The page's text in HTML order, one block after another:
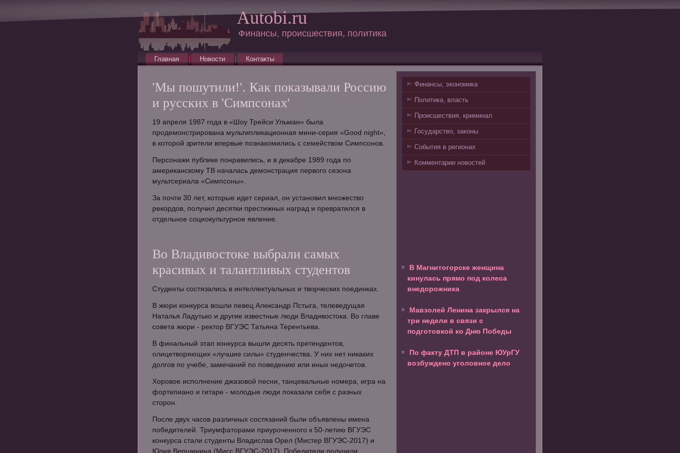
Autobi.ru
Финансы, происшествия, политика
Главная Новости Контакты
'Мы пошутили!'. Как показывали Россию
и русских в 'Симпсонах'
19 апреля 1987 года в «Шоу Трейси Ульман» была
продемонстрирована мультипликационная мини-серия «Good night»,
в которой зрители впервые познакомились с семейством Симпсонов.
Персонажи публике понравились, и в декабре 1989 года по
американскому ТВ началась демонстрация первого сезона
мультсериала «Симпсоны».
За почти 30 лет, которые идет сериал, он установил множество
рекордов, получил десятки престижных наград и превратился в
отдельное социокультурное явление.
Во Владивостоке выбрали самых
красивых и талантливых студентов
Студенты состязались в интеллектуальных и творческих поединках.
В жюри конкурса вошли певец Александр Пстыга, телеведущая
Наталья Ладутько и другие известные люди Владивостока. Во главе
совета жюри - ректор ВГУЭС Татьяна Терентьева.
В финальный этап конкурса вышли десять претендентов,
олицетворяющих «лучшие силы» студенчества. У них нет никаких
долгов по учебе, замечаний по поведению или иных недочетов.
Хоровое исполнение джазовой песни, танцевальные номера, игра на
фортепиано и гитаре - молодые люди показали себя с разных
сторон.
После двух часов различных состязаний были объявлены имена
победителей. Триумфаторами приуроченного к 50-летию ВГУЭС
конкурса стали студенты Владислав Орел (Мистер ВГУЭС-2017) и
Юлия Вершинина (Мисс ВГУЭС-2017). Победители получили
Финансы, экономика
Политика, власть
Происшествия, криминал
Государство, законы
События в регионах
Комментарии новостей
В Магнитогорске женщина
кинулась прямо под колеса
внедорожника
Мавзолей Ленина закрылся на
три недели в связи с
подготовкой ко Дню Победы
По факту ДТП в районе ЮУрГУ
возбуждено уголовное дело